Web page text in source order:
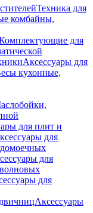
Техника для
комбайны,
для
Аксессуары для
кухонные,
для плит и
для
для
для
Аксессуары